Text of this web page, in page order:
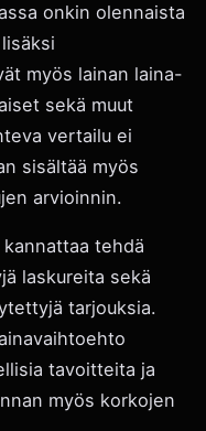
onkin olennaista
myös lainan laina-
sekä muut
vertailu ei
sisältää myös
arvioinnin.
tehdä
laskureita sekä
tarjouksia.
tavoitteita ja
myös korkojen